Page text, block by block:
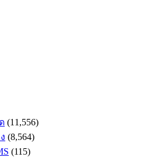
(11,556)
(8,564)
(115)